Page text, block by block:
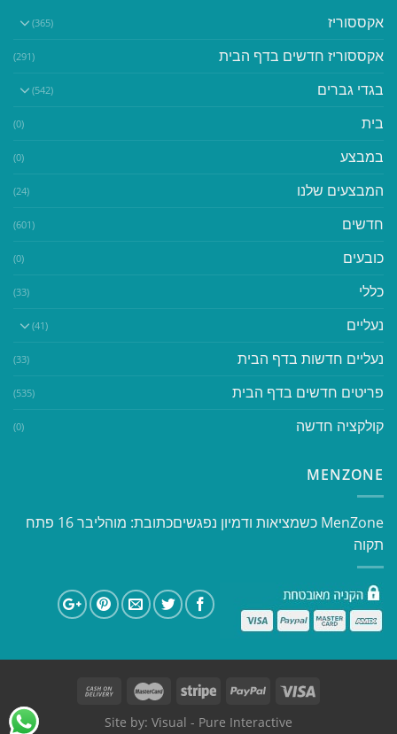
אקססוריז (365)
אקססוריז חדשים בדף הבית (291)
בגדי גברים (542)
בית (0)
במבצע (0)
המבצעים שלנו (24)
חדשים (601)
כובעים (0)
כללי (33)
נעליים (41)
נעליים חדשות בדף הבית (33)
פריטים חדשים בדף הבית (535)
קולקציה חדשה (0)
MENZONE
​​MenZone כשמציאות ודמיון נפגשים​ כתובת: מוהליבר 16 פתח
תקוה
Site by: Visual - Pure Interactive